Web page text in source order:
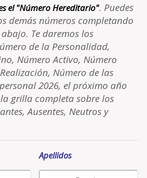
el "Número Hereditario". Puedes
demás números completando
Te daremos los
de la Personalidad,
Número Activo, Número
Número de las
2026, el próximo año
grilla completa sobre los
Ausentes, Neutros y
Apellidos